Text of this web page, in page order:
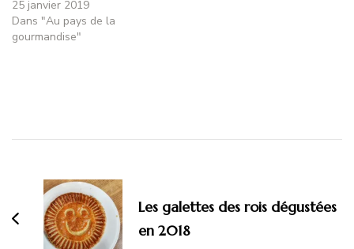
25 janvier 2019
Dans "Au pays de la
gourmandise"
d'article
Les galettes des rois dégustées
en 2018